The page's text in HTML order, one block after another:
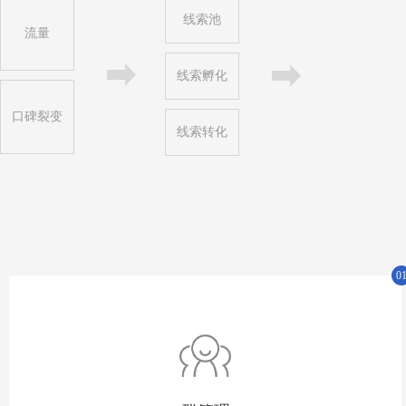
流量
口碑裂变
线索池
线索孵化
线索转化
01